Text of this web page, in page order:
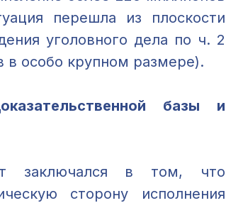
перешла из плоскости
уголовного дела по ч. 2
в особо крупном размере).
базы и
заключался в том, что
сторону исполнения